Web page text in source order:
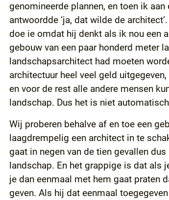
genomineerde plannen, en toen ik
antwoordde ‘ja, dat wilde de
doe ie omdat hij denkt als ik nou een
gebouw van een paar honderd meter
landschapsarchitect had moeten
architectuur heel veel geld
en voor de rest alle andere mensen
landschap. Dus het is niet
Wij proberen behalve af en toe een
laagdrempelig een architect in te
gaat in negen van de tien gevallen
landschap. En het grappige is dat als
je dan eenmaal met hem gaat praten
geven. Als hij dat eenmaal